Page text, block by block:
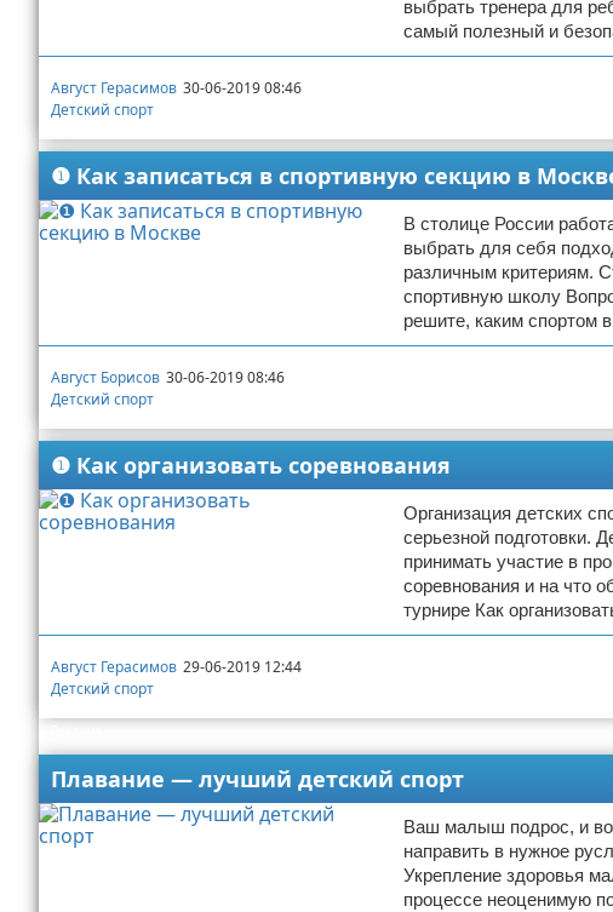
выбрать тренера для
самый полезный и
Август Герасимов 30-06-2019 08:46
Детский спорт
❶ Как записаться в спортивную секцию в
В столице России
выбрать для себя
различным критериям.
спортивную школу
решите, каким спортом
Август Борисов 30-06-2019 08:46
Детский спорт
❶ Как организовать соревнования
Организация детских
серьезной подготовки.
принимать участие в
соревнования и на что
турнире Как
Август Герасимов 29-06-2019 12:44
Детский спорт
Плавание — лучший детский спорт
Ваш малыш подрос, и
направить в нужное
Укрепление здоровья
процессе неоценимую